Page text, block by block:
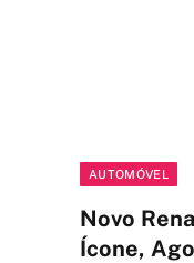
AUTOMÓVEL
Novo
Ícone,